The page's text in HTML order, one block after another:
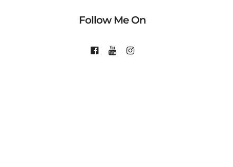
Follow Me On